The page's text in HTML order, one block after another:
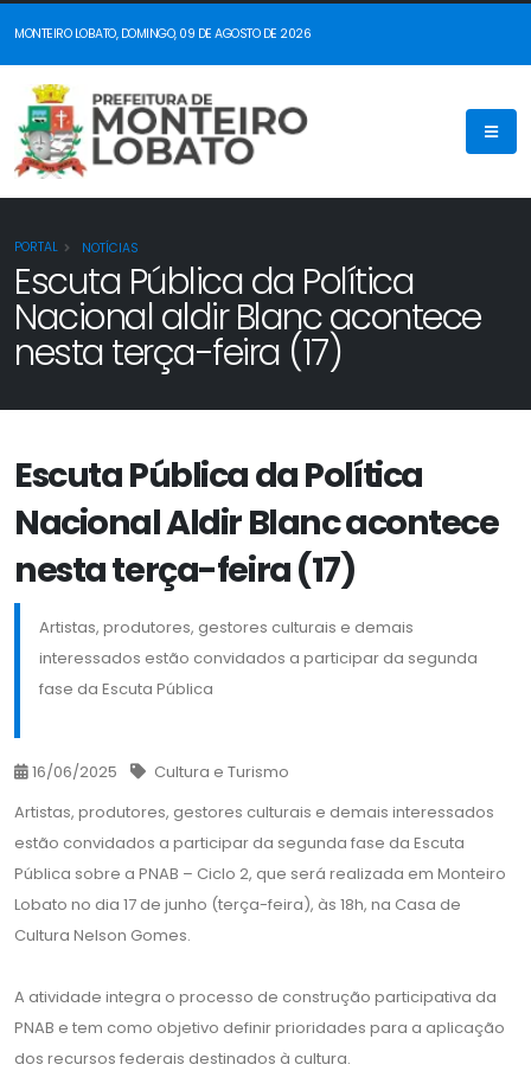
MONTEIRO LOBATO, DOMINGO, 09 DE AGOSTO DE 2026
PORTAL NOTÍCIAS
Escuta Pública da Política
Nacional aldir Blanc acontece
nesta terça-feira (17)
Escuta Pública da Política
Nacional Aldir Blanc acontece
nesta terça-feira (17)
Artistas, produtores, gestores culturais e demais
interessados estão convidados a participar da segunda
fase da Escuta Pública
16/06/2025
Cultura e Turismo
Artistas, produtores, gestores culturais e demais interessados
estão convidados a participar da segunda fase da Escuta
Pública sobre a PNAB – Ciclo 2, que será realizada em Monteiro
Lobato no dia 17 de junho (terça-feira), às 18h, na Casa de
Cultura Nelson Gomes.
A atividade integra o processo de construção participativa da
PNAB e tem como objetivo definir prioridades para a aplicação
dos recursos federais destinados à cultura.